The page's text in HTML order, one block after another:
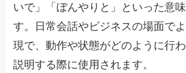
いで」「ぼんやりと」といった意
す。日常会話やビジネスの場面で
現で、動作や状態がどのように行
説明する際に使用されます。